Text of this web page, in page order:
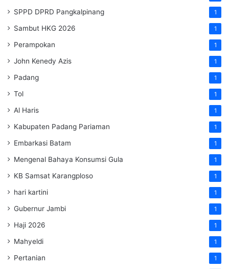
SPPD DPRD Pangkalpinang 1
Sambut HKG 2026 1
Perampokan 1
John Kenedy Azis 1
Padang 1
Tol 1
Al Haris 1
Kabupaten Padang Pariaman 1
Embarkasi Batam 1
Mengenal Bahaya Konsumsi Gula 1
KB Samsat Karangploso 1
hari kartini 1
Gubernur Jambi 1
Haji 2026 1
Mahyeldi 1
Pertanian 1